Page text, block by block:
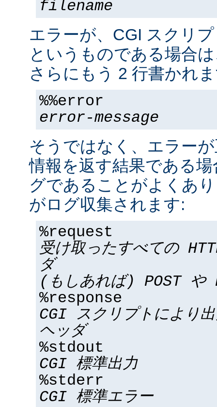
filename
エラーが、CGI スクリ
というものである場合
さらにもう 2 行書かれ
%%error
error-message
そうではなく、エラー
情報を返す結果である
グであることがよくあ
がログ収集されます:
%request
受け取ったすべての
ダ
(もしあれば) POST や
%response
CGI スクリプトにより
ヘッダ
%stdout
CGI 標準出力
%stderr
CGI 標準エラー